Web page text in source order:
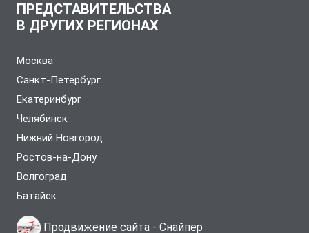
ПРЕДСТАВИТЕЛЬСТВА
В ДРУГИХ РЕГИОНАХ
Москва
Санкт-Петербург
Екатеринбург
Челябинск
Нижний Новгород
Ростов-на-Дону
Волгоград
Батайск
Продвижение сайта - Снайпер